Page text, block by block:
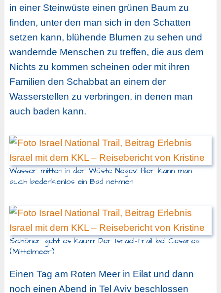
in einer Steinwüste einen grünen Baum zu
finden, unter den man sich in den Schatten
setzen kann, blühende Blumen zu sehen und
wandernde Menschen zu treffen, die aus dem
Nichts zu kommen scheinen oder mit ihren
Familien den Schabbat an einem der
Wasserstellen zu verbringen, in denen man
auch baden kann.
Wasser mitten in der Wüste Negev. Hier kann man
auch bedenkenlos ein Bad nehmen
Schöner geht es kaum: Der Israel-Trail bei Cesarea
(Mittelmeer)
Einen Tag am Roten Meer in Eilat und dann
noch einen Abend in Tel Aviv beschlossen